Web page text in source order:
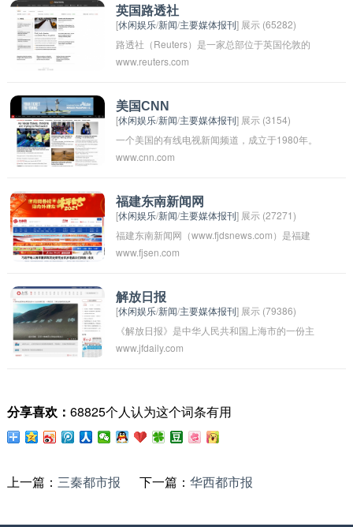
的新闻报道、图片、视频和多媒体内容，覆盖政
治、经济、文化、体育等多个领域。AFP的新闻
报道受到全球各大媒体和新闻机构的广泛使用，
被认为是权威性和可信的新闻来源之一。
英国路透社
[休闲娱乐/新闻/主要媒体报刊] 展示 (65282)
路透社（Reuters）是一家总部位于英国伦敦的
国际性通讯社，成立于1851年，是全球最大的多
面的新闻报道闻名于世，涵盖了全球范围内的新
闻、金融、市场和政治事件。它的新闻稿件被全
球各大传媒机构广泛使用，对国际社会和市场有
着深远的影响力。
www.reuters.com
美国CNN
[休闲娱乐/新闻/主要媒体报刊] 展示 (3154)
一个美国的有线电视新闻频道，成立于1980年。
CNN是全球最大的24小时新闻频道之一，提供全
围涵盖政治、经济、社会、文化等各个领域，是
全球观众获取最新新闻和信息的重要来源之一。
CNN总部位于亚特兰大，遍布全球各地的分支机
构和记者团队为CNN提供了广泛的新闻报道网
www.cnn.com
福建东南新闻网
[休闲娱乐/新闻/主要媒体报刊] 展示 (27271)
福建东南新闻网（www.fjdsnews.com）是福建
省地方性新闻门户网站，涵盖福建省内各地的新
为广大读者提供及时、全面、客观、权威的新闻
资讯，是福建省内重要的新闻发布平台之一。
www.fjsen.com
解放日报
[休闲娱乐/新闻/主要媒体报刊] 展示 (79386)
《解放日报》是中华人民共和国上海市的一份主
要报纸，由上海市委机关报纸《解放日报》社主
委机关报和上海市人民政府办公厅公报，被称
为“人民的声音”。《解放日报》以其深入到基层
www.jfdaily.com
分享喜欢： 68825个人认为这个词条有用
上一篇： 三秦都市报 下一篇： 华西都市报